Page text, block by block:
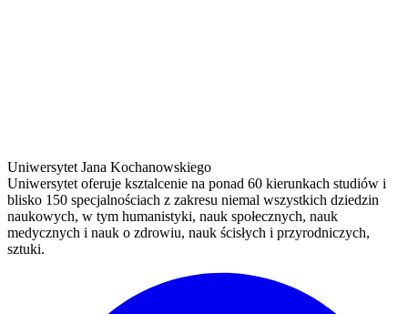
Uniwersytet Jana Kochanowskiego
Uniwersytet oferuje ksztalcenie na ponad 60 kierunkach studiów i
blisko 150 specjalnościach z zakresu niemal wszystkich dziedzin
naukowych, w tym humanistyki, nauk społecznych, nauk
medycznych i nauk o zdrowiu, nauk ścisłych i przyrodniczych,
sztuki.